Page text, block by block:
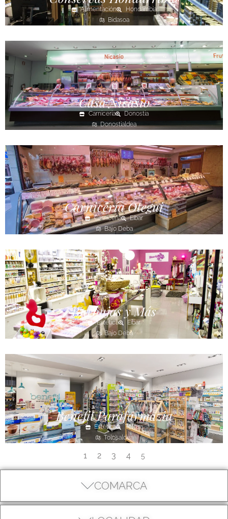
COMARCA
Alimentación
Hondarribia
Bidasoa
Casa Nicasio
Carnicería
Donostia
Donostialdea
Carnicería Otegui
Carnicería
Eibar
Bajo Deba
Burbujas y Más
Estética
Eibar
Bajo Deba
Benefit Parafarmazia
Estética
Tolosa
Tolosaldea
1 2 3 4 5